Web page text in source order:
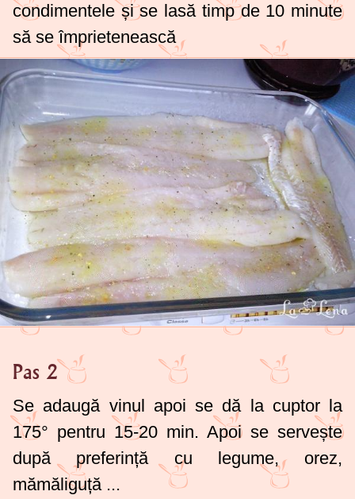
condimentele și se lasă timp de 10 minute
să se împrietenească
Pas 2
Se adaugă vinul apoi se dă la cuptor la
175° pentru 15-20 min. Apoi se servește
după preferință cu legume, orez,
mămăliguță ...